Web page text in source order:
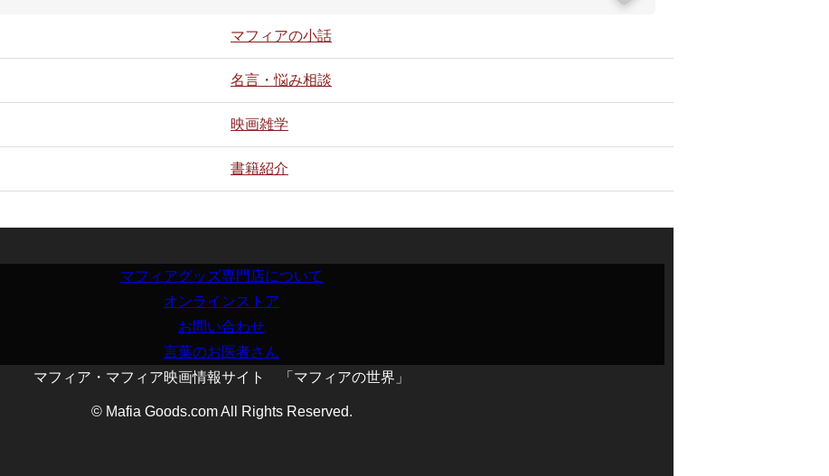
マフィアの小話
名言・悩み相談
映画雑学
書籍紹介
マフィアグッズ専門店について
オンラインストア
お問い合わせ
言葉のお医者さん
マフィア・マフィア映画情報サイト 「マフィアの世界」
© Mafia Goods.com All Rights Reserved.